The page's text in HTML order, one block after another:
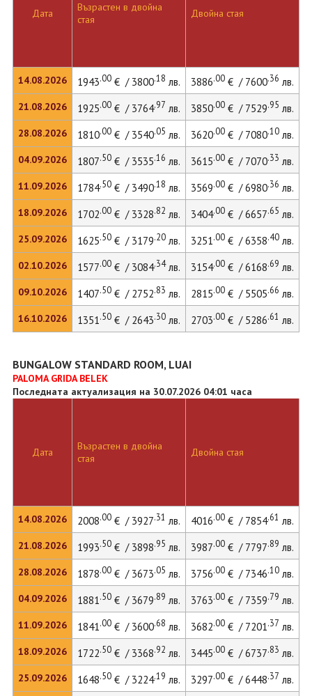
Дата
14.08.2026
21.08.2026
28.08.2026
04.09.2026
11.09.2026
18.09.2026
25.09.2026
02.10.2026
09.10.2026
16.10.2026
Възрастен в двойна
стая
Двойна стая
1943.00€ / 3800.18 лв. 3886.00€ / 7600.36 лв.
1925.00€ / 3764.97 лв. 3850.00€ / 7529.95 лв.
1810.00€ / 3540.05 лв. 3620.00€ / 7080.10лв.
1807.50€ / 3535.16 лв. 3615.00€ / 7070.33 лв.
1784.50€ / 3490.18 лв. 3569.00€ / 6980.36 лв.
1702.00€ / 3328.82 лв. 3404.00€ / 6657.65 лв.
1625.50€ / 3179.20лв. 3251.00€ / 6358.40лв.
1577.00€ / 3084.34лв. 3154.00€ / 6168.69 лв.
1407.50€ / 2752.83 лв. 2815.00€ / 5505.66 лв.
1351.50€ / 2643.30лв. 2703.00€ / 5286.61 лв.
BUNGALOW STANDARD ROOM, LUAI
PALOMA GRIDA BELEK
Последната актуализация на 30.07.2026 04:01 часа
Дата
14.08.2026
21.08.2026
28.08.2026
04.09.2026
11.09.2026
18.09.2026
25.09.2026
Възрастен в двойна
стая
Двойна стая
2008.00€ / 3927.31 лв. 4016.00€ / 7854.61 лв.
1993.50€ / 3898.95 лв. 3987.00€ / 7797.89 лв.
1878.00€ / 3673.05 лв. 3756.00€ / 7346.10лв.
1881.50€ / 3679.89 лв. 3763.00€ / 7359.79 лв.
1841.00€ / 3600.68 лв. 3682.00€ / 7201.37 лв.
1722.50€ / 3368.92 лв. 3445.00€ / 6737.83 лв.
1648.50€ / 3224.19 лв. 3297.00€ / 6448.37 лв.